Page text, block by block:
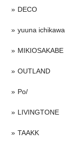
DECO
yuuna ichikawa
MIKIOSAKABE
OUTLAND
Po/
LIVINGTONE
TAAKK